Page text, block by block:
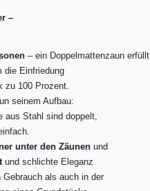
–
– ein Doppelmattenzaun erfüllt
die Einfriedung
zu 100 Prozent.
seinem Aufbau:
aus Stahl sind doppelt,
unter den Zäunen und
und schlichte Eleganz
als auch in der